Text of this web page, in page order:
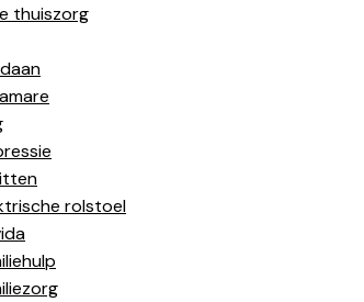
thuiszorg
rolstoel